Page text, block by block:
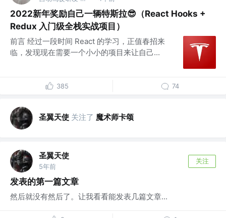
2022新年奖励自己一辆特斯拉😎（React Hooks +
Redux 入门级全栈实战项目）
前言 经过一段时间 React 的学习，正值春招来
临，发现现在需要一个小小的项目来让自己...
385 74
圣翼天使 关注了 魔术师卡颂
圣翼天使
5年前
关注
发表的第一篇文章
然后就没有然后了。让我看看能发表几篇文章...